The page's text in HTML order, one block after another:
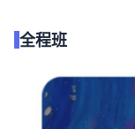
全程班